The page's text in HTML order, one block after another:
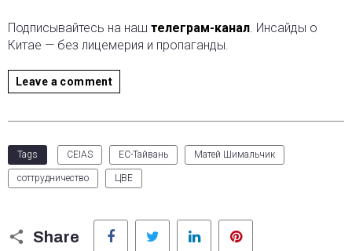
Подписывайтесь на наш телеграм-канал. Инсайды о
Китае — без лицемерия и пропаганды.
Leave a comment
Tags CEIAS ЕС-Тайвань Матей Шимальчик
соттрудничество ЦВЕ
Share
Facebook Twitter LinkedIn